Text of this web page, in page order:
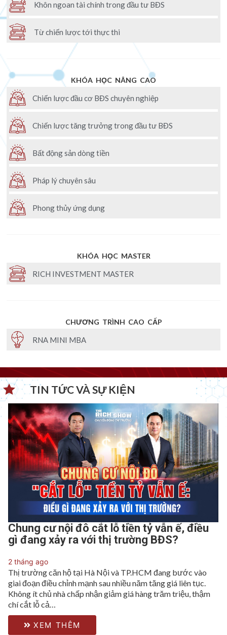
Khôn ngoan tài chính trong đầu tư BĐS
Từ chiến lược tới thực thi
KHÓA HỌC NÂNG CAO
Chiến lược đầu cơ BĐS chuyên nghiệp
Chiến lược tăng trưởng trong đầu tư BĐS
Bất động sản dòng tiền
Pháp lý chuyên sâu
Phong thủy ứng dụng
KHÓA HỌC MASTER
RICH INVESTMENT MASTER
CHƯƠNG TRÌNH CAO CẤP
RNA MINI MBA
TIN TỨC VÀ SỰ KIỆN​
Chung cư nội đô cắt lỗ tiền tỷ vẫn ế, điều
gì đang xảy ra với thị trường BĐS?
2 tháng ago
Thị trường căn hộ tại Hà Nội và TP.HCM đang bước vào
giai đoạn điều chỉnh mạnh sau nhiều năm tăng giá liên tục.
Không ít chủ nhà chấp nhận giảm giá hàng trăm triệu, thậm
chí cắt lỗ cả…
XEM THÊM